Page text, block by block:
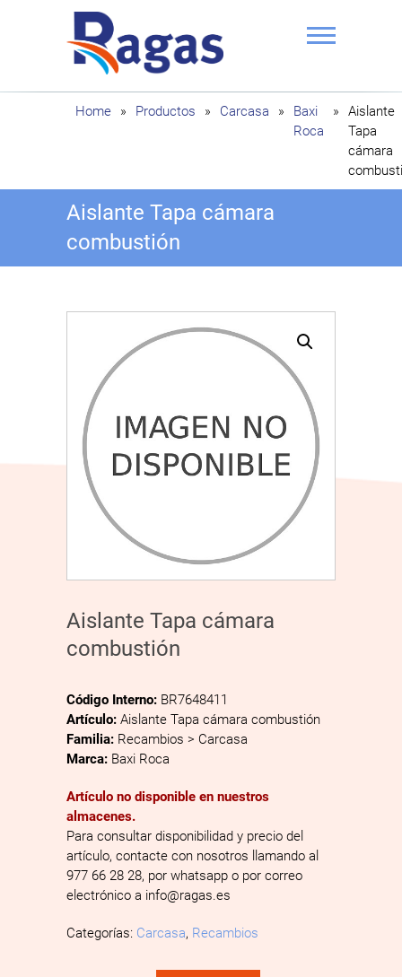
Ragas
Home » Productos » Carcasa »
Baxi
Roca
»
Aislante
Tapa
cámara
Aislante Tapa cámara
combustión
Aislante Tapa cámara
combustión
Código Interno: BR7648411
Artículo: Aislante Tapa cámara combustión
Familia: Recambios > Carcasa
Marca: Baxi Roca
Artículo no disponible en nuestros
almacenes.
Para consultar disponibilidad y precio del
artículo, contacte con nosotros llamando al
977 66 28 28, por whatsapp o por correo
electrónico a info@ragas.es
Categorías: Carcasa, Recambios